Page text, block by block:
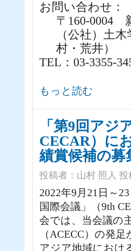
お問い合わせ：
〒160-0004
（公社）土
村・荒井）
TEL：03-3355-
【募集開始】ACECC Future
もっと読む
「第9回アジ
CECAR）に
績賞候補の募
投稿者： 山村 照人 投
2022年9月21日～
国際会議」（9th
会では、当会議の
（ACECC）の発
アジア地域におけ